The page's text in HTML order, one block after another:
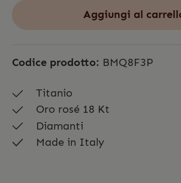
Aggiungi al
Codice prodotto: BMQ8F3P
Titanio
Oro rosé 18 Kt
Diamanti
Made in Italy